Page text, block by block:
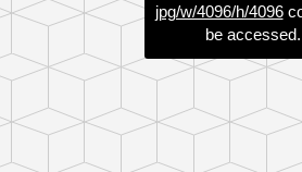
jpg/w/4096/h/4096
be accessed.